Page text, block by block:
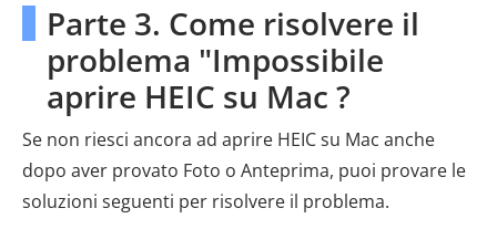
Parte 3. Come risolvere il
problema "Impossibile
aprire HEIC su Mac ?
Se non riesci ancora ad aprire HEIC su Mac anche
dopo aver provato Foto o Anteprima, puoi provare le
soluzioni seguenti per risolvere il problema.